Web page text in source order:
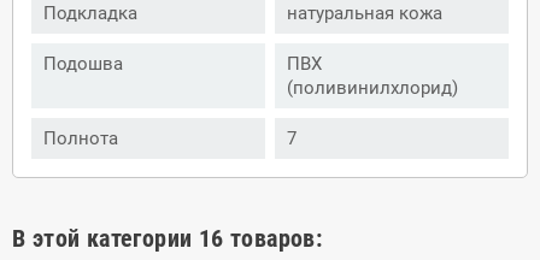
Подкладка натуральная кожа
Подошва
ПВХ
(поливинилхлорид)
Полнота 7
В этой категории 16 товаров: